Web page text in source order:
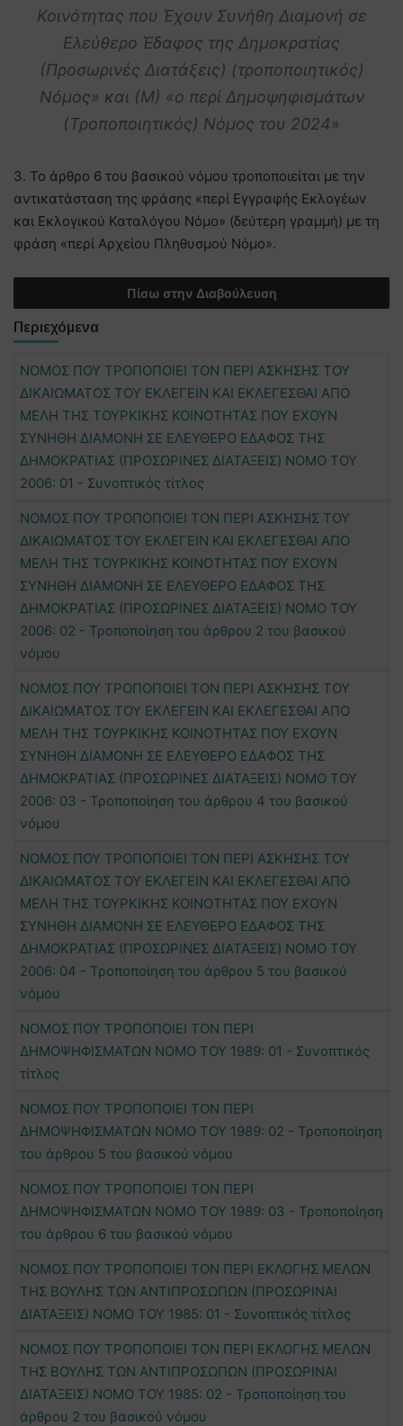
Κοινότητας που Έχουν Συνήθη Διαμονή σε
Ελεύθερο Έδαφος της Δημοκρατίας
(Προσωρινές Διατάξεις) (τροποποιητικός)
Νόμος» και (Μ) «ο περί Δημοψηφισμάτων
(Τροποποιητικός) Νόμος του 2024»
3. Το άρθρο 6 του βασικού νόμου τροποποιείται με την
αντικατάσταση της φράσης «περί Εγγραφής Εκλoγέωv
και Εκλoγικoύ Καταλόγoυ Νόμo» (δεύτερη γραμμή) με τη
φράση «περί Αρχείου Πληθυσμού Νόμο».
Πίσω στην Διαβούλευση
Περιεχόμενα
ΝΟΜΟΣ ΠΟΥ ΤΡΟΠΟΠΟΙΕΙ ΤΟΝ ΠΕΡΙ ΑΣΚΗΣΗΣ ΤΟΥ
ΔΙΚΑΙΩΜΑΤΟΣ ΤΟΥ ΕΚΛΕΓΕΙΝ ΚΑΙ ΕΚΛΕΓΕΣΘΑΙ ΑΠΟ
ΜΕΛΗ ΤΗΣ ΤΟΥΡΚΙΚΗΣ ΚΟΙΝΟΤΗΤΑΣ ΠΟΥ ΕΧΟΥΝ
ΣΥΝΗΘΗ ΔΙΑΜΟΝΗ ΣΕ ΕΛΕΥΘΕΡΟ ΕΔΑΦΟΣ ΤΗΣ
ΔΗΜΟΚΡΑΤΙΑΣ (ΠΡΟΣΩΡΙΝΕΣ ΔΙΑΤΑΞΕΙΣ) ΝΟΜΟ ΤΟΥ
2006: 01 - Συνοπτικός τίτλος
ΝΟΜΟΣ ΠΟΥ ΤΡΟΠΟΠΟΙΕΙ ΤΟΝ ΠΕΡΙ ΑΣΚΗΣΗΣ ΤΟΥ
ΔΙΚΑΙΩΜΑΤΟΣ ΤΟΥ ΕΚΛΕΓΕΙΝ ΚΑΙ ΕΚΛΕΓΕΣΘΑΙ ΑΠΟ
ΜΕΛΗ ΤΗΣ ΤΟΥΡΚΙΚΗΣ ΚΟΙΝΟΤΗΤΑΣ ΠΟΥ ΕΧΟΥΝ
ΣΥΝΗΘΗ ΔΙΑΜΟΝΗ ΣΕ ΕΛΕΥΘΕΡΟ ΕΔΑΦΟΣ ΤΗΣ
ΔΗΜΟΚΡΑΤΙΑΣ (ΠΡΟΣΩΡΙΝΕΣ ΔΙΑΤΑΞΕΙΣ) ΝΟΜΟ ΤΟΥ
2006: 02 - Τροποποίηση του άρθρου 2 του βασικού
νόμου
ΝΟΜΟΣ ΠΟΥ ΤΡΟΠΟΠΟΙΕΙ ΤΟΝ ΠΕΡΙ ΑΣΚΗΣΗΣ ΤΟΥ
ΔΙΚΑΙΩΜΑΤΟΣ ΤΟΥ ΕΚΛΕΓΕΙΝ ΚΑΙ ΕΚΛΕΓΕΣΘΑΙ ΑΠΟ
ΜΕΛΗ ΤΗΣ ΤΟΥΡΚΙΚΗΣ ΚΟΙΝΟΤΗΤΑΣ ΠΟΥ ΕΧΟΥΝ
ΣΥΝΗΘΗ ΔΙΑΜΟΝΗ ΣΕ ΕΛΕΥΘΕΡΟ ΕΔΑΦΟΣ ΤΗΣ
ΔΗΜΟΚΡΑΤΙΑΣ (ΠΡΟΣΩΡΙΝΕΣ ΔΙΑΤΑΞΕΙΣ) ΝΟΜΟ ΤΟΥ
2006: 03 - Τροποποίηση του άρθρου 4 του βασικού
νόμου
ΝΟΜΟΣ ΠΟΥ ΤΡΟΠΟΠΟΙΕΙ ΤΟΝ ΠΕΡΙ ΑΣΚΗΣΗΣ ΤΟΥ
ΔΙΚΑΙΩΜΑΤΟΣ ΤΟΥ ΕΚΛΕΓΕΙΝ ΚΑΙ ΕΚΛΕΓΕΣΘΑΙ ΑΠΟ
ΜΕΛΗ ΤΗΣ ΤΟΥΡΚΙΚΗΣ ΚΟΙΝΟΤΗΤΑΣ ΠΟΥ ΕΧΟΥΝ
ΣΥΝΗΘΗ ΔΙΑΜΟΝΗ ΣΕ ΕΛΕΥΘΕΡΟ ΕΔΑΦΟΣ ΤΗΣ
ΔΗΜΟΚΡΑΤΙΑΣ (ΠΡΟΣΩΡΙΝΕΣ ΔΙΑΤΑΞΕΙΣ) ΝΟΜΟ ΤΟΥ
2006: 04 - Τροποποίηση του άρθρου 5 του βασικού
νόμου
ΝΟΜΟΣ ΠΟΥ ΤΡΟΠΟΠΟΙΕΙ ΤΟΝ ΠΕΡΙ
ΔΗΜΟΨΗΦΙΣΜΑΤΩΝ ΝΟΜΟ ΤΟΥ 1989: 01 - Συνοπτικός
τίτλος
ΝΟΜΟΣ ΠΟΥ ΤΡΟΠΟΠΟΙΕΙ ΤΟΝ ΠΕΡΙ
ΔΗΜΟΨΗΦΙΣΜΑΤΩΝ ΝΟΜΟ ΤΟΥ 1989: 02 - Τροποποίηση
του άρθρου 5 του βασικού νόμου
ΝΟΜΟΣ ΠΟΥ ΤΡΟΠΟΠΟΙΕΙ ΤΟΝ ΠΕΡΙ
ΔΗΜΟΨΗΦΙΣΜΑΤΩΝ ΝΟΜΟ ΤΟΥ 1989: 03 - Τροποποίηση
του άρθρου 6 του βασικού νόμου
ΝΟΜΟΣ ΠΟΥ ΤΡΟΠΟΠΟΙΕΙ ΤΟΝ ΠΕΡΙ ΕΚΛΟΓΗΣ ΜΕΛΩΝ
ΤΗΣ ΒΟΥΛΗΣ ΤΩΝ ΑΝΤΙΠΡΟΣΩΠΩΝ (ΠΡΟΣΩΡΙΝΑΙ
ΔΙΑΤΑΞΕΙΣ) ΝΟΜΟ ΤΟΥ 1985: 01 - Συνοπτικός τίτλος
ΝΟΜΟΣ ΠΟΥ ΤΡΟΠΟΠΟΙΕΙ ΤΟΝ ΠΕΡΙ ΕΚΛΟΓΗΣ ΜΕΛΩΝ
ΤΗΣ ΒΟΥΛΗΣ ΤΩΝ ΑΝΤΙΠΡΟΣΩΠΩΝ (ΠΡΟΣΩΡΙΝΑΙ
ΔΙΑΤΑΞΕΙΣ) ΝΟΜΟ ΤΟΥ 1985: 02 - Τροποποίηση του
άρθρου 2 του βασικού νόμου